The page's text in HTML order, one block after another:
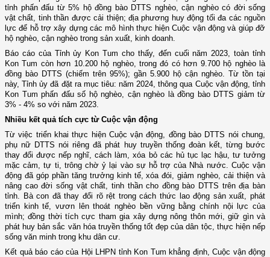
tỉnh phấn đấu từ 5% hộ đồng bào DTTS nghèo, cận nghèo có đời sống
vật chất, tinh thần được cải thiện; địa phương huy động tối đa các nguồn
lực để hỗ trợ xây dựng các mô hình thực hiện Cuộc vận động và giúp đỡ
hộ nghèo, cận nghèo trong sản xuất, kinh doanh.
Báo cáo của Tỉnh ủy Kon Tum cho thấy, đến cuối năm 2023, toàn tỉnh
Kon Tum còn hơn 10.200 hộ nghèo, trong đó có hơn 9.700 hộ nghèo là
đồng bào DTTS (chiếm trên 95%); gần 5.900 hộ cận nghèo. Từ tồn tại
này, Tỉnh ủy đã đặt ra mục tiêu: năm 2024, thông qua Cuộc vận động, tỉnh
Kon Tum phấn đấu số hộ nghèo, cận nghèo là đồng bào DTTS giảm từ
3% - 4% so với năm 2023.
Nhiều kết quả tích cực từ Cuộc vận động
Từ việc triển khai thực hiện Cuộc vận động, đồng bào DTTS nói chung,
phụ nữ DTTS nói riêng đã phát huy truyền thống đoàn kết, từng bước
thay đổi được nếp nghĩ, cách làm, xóa bỏ các hủ tục lạc hậu, tư tưởng
mặc cảm, tự ti, trông chờ ỷ lại vào sự hỗ trợ của Nhà nước. Cuộc vận
động đã góp phần tăng trưởng kinh tế, xóa đói, giảm nghèo, cải thiện và
nâng cao đời sống vật chất, tinh thần cho đồng bào DTTS trên địa bàn
tỉnh. Bà con đã thay đổi rõ rệt trong cách thức lao động sản xuất, phát
triển kinh tế, vươn lên thoát nghèo bền vững bằng chính nội lực của
mình; đồng thời tích cực tham gia xây dựng nông thôn mới, giữ gìn và
phát huy bản sắc văn hóa truyền thống tốt đẹp của dân tộc, thực hiện nếp
sống văn minh trong khu dân cư.
Kết quả báo cáo của Hội LHPN tỉnh Kon Tum khẳng định, Cuộc vận động